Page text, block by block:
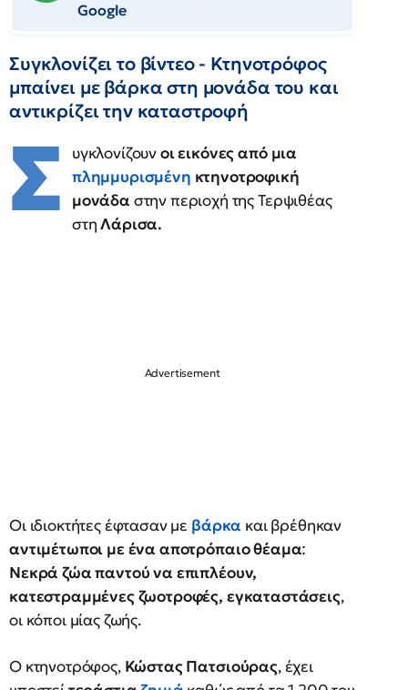
Google
Συγκλονίζει το βίντεο - Κτηνοτρόφος
μπαίνει με βάρκα στη μονάδα του και
αντικρίζει την καταστροφή
Σ υγκλονίζουνοι εικόνες από μια
πλημμυρισμένη κτηνοτροφική
μονάδα στην περιοχή της Τερψιθέας
στηΛάρισα.
Οι ιδιοκτήτες έφτασαν με βάρκα και βρέθηκαν
αντιμέτωποι με ένα αποτρόπαιο θέαμα:
Νεκρά ζώα παντού να επιπλέουν,
κατεστραμμένες ζωοτροφές, εγκαταστάσεις,
οι κόποι μίας ζωής.
Ο κτηνοτρόφος, Κώστας Πατσιούρας, έχει